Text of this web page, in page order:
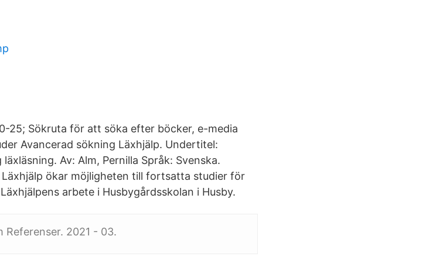
25; Sökruta för att söka efter böcker, e-media
Avancerad sökning Läxhjälp. Undertitel:
Av: Alm, Pernilla Språk: Svenska.
Läxhjälp ökar möjligheten till fortsatta studier för
arbete i Husbygårdsskolan i Husby.
Referenser. 2021 - 03.